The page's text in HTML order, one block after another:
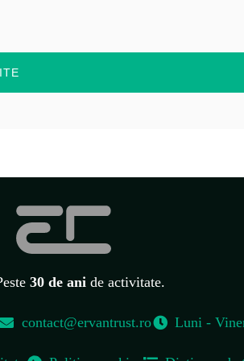
30 de ani de activitate.
contact@ervantrust.ro Luni -